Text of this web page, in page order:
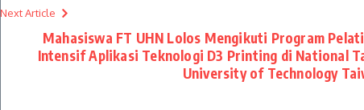
Next Article
Mahasiswa FT UHN Lolos Mengikuti Program
Intensif Aplikasi Teknologi D3 Printing di National
University of Technology